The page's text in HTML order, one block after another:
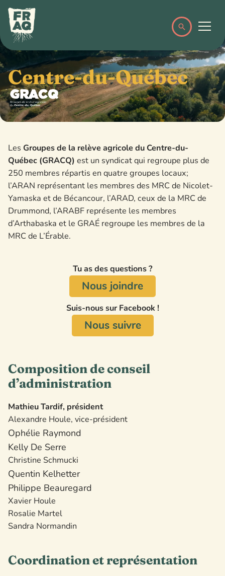
Centre-du-Québec
Les Groupes de la relève agricole du Centre-du-
Québec (GRACQ) est un syndicat qui regroupe plus de
250 membres répartis en quatre groupes locaux;
l’ARAN représentant les membres des MRC de Nicolet-
Yamaska et de Bécancour, l’ARAD, ceux de la MRC de
Drummond, l’ARABF représente les membres
d’Arthabaska et le GRAÉ regroupe les membres de la
MRC de L’Érable.
Tu as des questions ?
Nous joindre
Suis-nous sur Facebook !
Nous suivre
Composition de conseil
d’administration
Mathieu Tardif, président
Alexandre Houle, vice-président
Ophélie Raymond
Kelly De Serre
Christine Schmucki
Quentin Kelhetter
Philippe Beauregard
Xavier Houle
Rosalie Martel
Sandra Normandin
Coordination et représentation